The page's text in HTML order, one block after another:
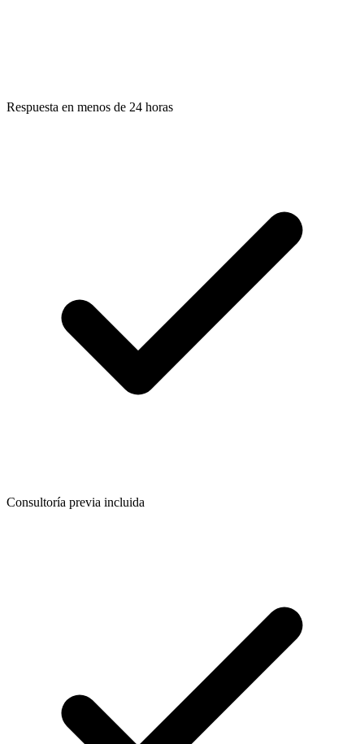
Respuesta en menos de 24 horas
Consultoría previa incluida